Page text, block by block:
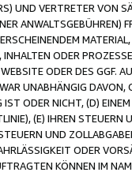
UND VERTRETER VON
ODER
ODER DES GGF.
UNABHÄNGIG
ODER NICHT, (D)
(E) IHREN
UND
ODER
KÖNNEN IM